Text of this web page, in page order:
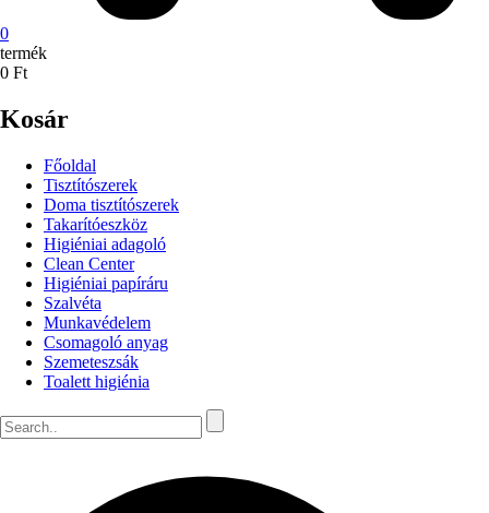
0
termék
0 Ft
Kosár
Főoldal
Tisztítószerek
Doma tisztítószerek
Takarítóeszköz
Higiéniai adagoló
Clean Center
Higiéniai papíráru
Szalvéta
Munkavédelem
Csomagoló anyag
Szemeteszsák
Toalett higiénia